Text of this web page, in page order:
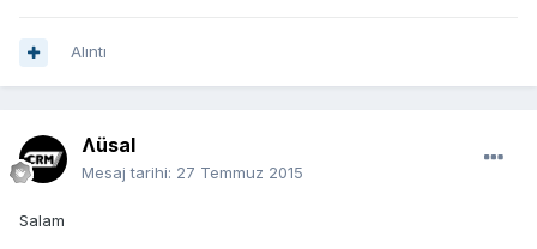
Alıntı
Ʌüsal
Mesaj tarihi: 27 Temmuz 2015
Salam